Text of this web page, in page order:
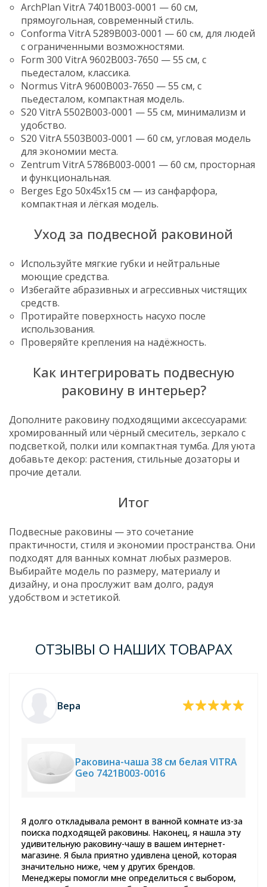
ArchPlan VitrA 7401B003-0001 — 60 см,
прямоугольная, современный стиль.
Conforma VitrA 5289B003-0001 — 60 см, для людей
с ограниченными возможностями.
Form 300 VitrA 9602B003-7650 — 55 см, с
пьедесталом, классика.
Normus VitrA 9600B003-7650 — 55 см, с
пьедесталом, компактная модель.
S20 VitrA 5502B003-0001 — 55 см, минимализм и
удобство.
S20 VitrA 5503B003-0001 — 60 см, угловая модель
для экономии места.
Zentrum VitrA 5786B003-0001 — 60 см, просторная
и функциональная.
Berges Ego 50x45x15 см — из санфарфора,
компактная и лёгкая модель.
Уход за подвесной раковиной
Используйте мягкие губки и нейтральные
моющие средства.
Избегайте абразивных и агрессивных чистящих
средств.
Протирайте поверхность насухо после
использования.
Проверяйте крепления на надёжность.
Как интегрировать подвесную
раковину в интерьер?
Дополните раковину подходящими аксессуарами:
хромированный или чёрный смеситель, зеркало с
подсветкой, полки или компактная тумба. Для уюта
добавьте декор: растения, стильные дозаторы и
прочие детали.
Итог
Подвесные раковины — это сочетание
практичности, стиля и экономии пространства. Они
подходят для ванных комнат любых размеров.
Выбирайте модель по размеру, материалу и
дизайну, и она прослужит вам долго, радуя
удобством и эстетикой.
ОТЗЫВЫ О НАШИХ ТОВАРАХ
Вера
Раковина-чаша 38 см белая VITRA
Geo 7421B003-0016
Я долго откладывала ремонт в ванной комнате из-за
поиска подходящей раковины. Наконец, я нашла эту
удивительную раковину-чашу в вашем интернет-
магазине. Я была приятно удивлена ценой, которая
значительно ниже, чем у других брендов.
Менеджеры помогли мне определиться с выбором,